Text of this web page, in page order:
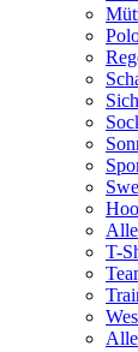
T-